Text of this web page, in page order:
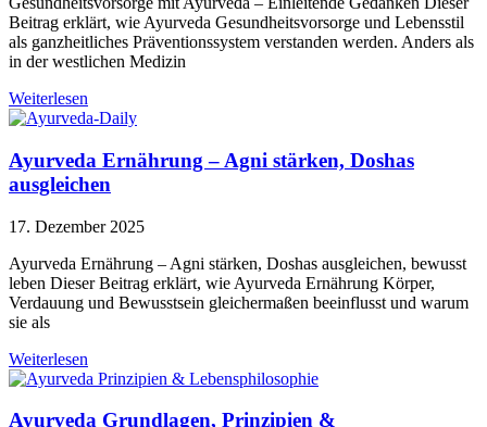
Beitrag erklärt, wie Ayurveda Gesundheitsvorsorge und Lebensstil
als ganzheitliches Präventionssystem verstanden werden. Anders als
in der westlichen Medizin
Weiterlesen
Ayurveda Ernährung – Agni stärken, Doshas
ausgleichen
17. Dezember 2025
Ayurveda Ernährung – Agni stärken, Doshas ausgleichen, bewusst
leben Dieser Beitrag erklärt, wie Ayurveda Ernährung Körper,
Verdauung und Bewusstsein gleichermaßen beeinflusst und warum
sie als
Weiterlesen
Ayurveda Grundlagen, Prinzipien &